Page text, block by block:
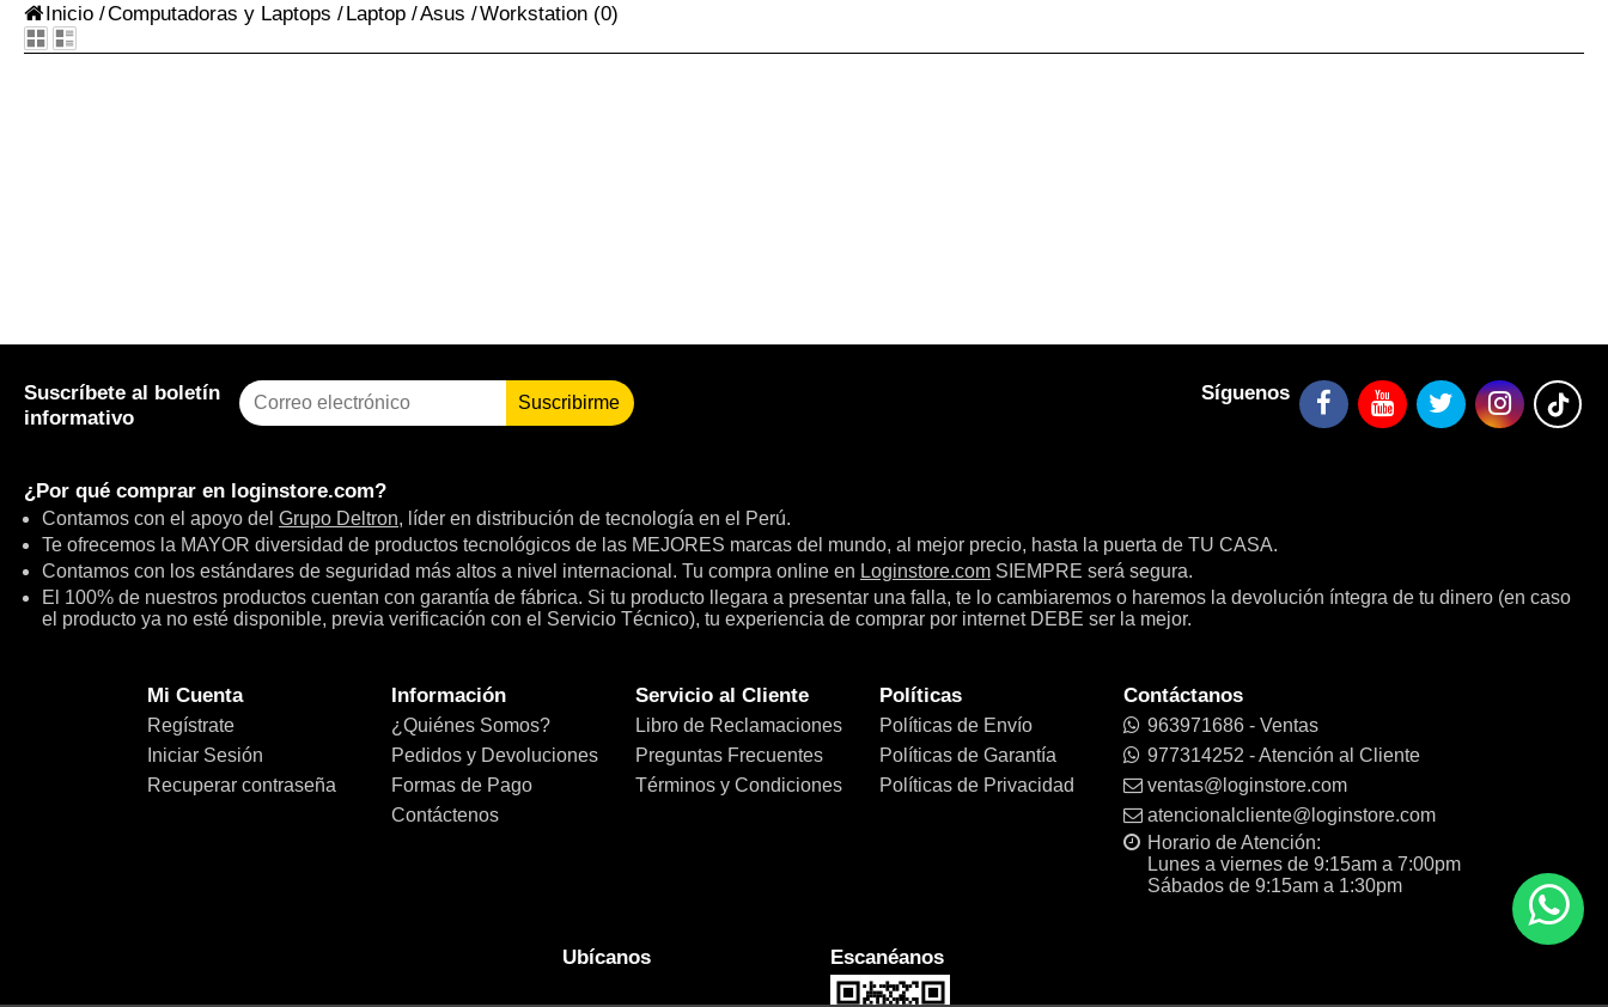
Inicio /Computadoras y Laptops /Laptop /Asus /Workstation (0)
Suscríbete al boletín
informativo
Suscribirme Síguenos
¿Por qué comprar en loginstore.com?
Contamos con el apoyo del Grupo Deltron, líder en distribución de tecnología en el Perú.
Te ofrecemos la MAYOR diversidad de productos tecnológicos de las MEJORES marcas del mundo, al mejor precio, hasta la puerta de TU CASA.
Contamos con los estándares de seguridad más altos a nivel internacional. Tu compra online en Loginstore.com SIEMPRE será segura.
El 100% de nuestros productos cuentan con garantía de fábrica. Si tu producto llegara a presentar una falla, te lo cambiaremos o haremos la devolución íntegra de tu dinero (en caso
el producto ya no esté disponible, previa verificación con el Servicio Técnico), tu experiencia de comprar por internet DEBE ser la mejor.
Mi Cuenta
Regístrate
Iniciar Sesión
Recuperar contraseña
Información
¿Quiénes Somos?
Pedidos y Devoluciones
Formas de Pago
Contáctenos
Servicio al Cliente
Libro de Reclamaciones
Preguntas Frecuentes
Términos y Condiciones
Políticas
Políticas de Envío
Políticas de Garantía
Políticas de Privacidad
Contáctanos
963971686 - Ventas
977314252 - Atención al Cliente
ventas@loginstore.com
atencionalcliente@loginstore.com
Horario de Atención:
Lunes a viernes de 9:15am a 7:00pm
Sábados de 9:15am a 1:30pm
Ubícanos Escanéanos